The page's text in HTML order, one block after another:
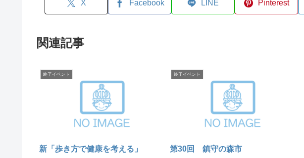
X Facebook LINE Pinterest
関連記事
終了イベント
新「歩き方で健康を考える」
終了イベント
第30回 鎮守の森市